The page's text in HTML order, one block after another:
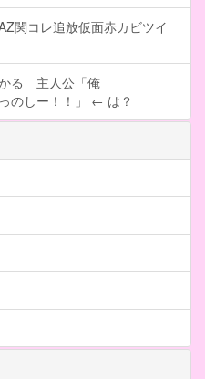
関コレ追放仮面赤カビツイ
る 主人公「俺
のしー！！」 ← は？